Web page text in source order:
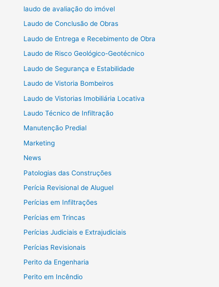
laudo de avaliação do imóvel
Laudo de Conclusão de Obras
Laudo de Entrega e Recebimento de Obra
Laudo de Risco Geológico-Geotécnico
Laudo de Segurança e Estabilidade
Laudo de Vistoria Bombeiros
Laudo de Vistorias Imobiliária Locativa
Laudo Técnico de Infiltração
Manutenção Predial
Marketing
News
Patologias das Construções
Perícia Revisional de Aluguel
Perícias em Infiltrações
Perícias em Trincas
Perícias Judiciais e Extrajudiciais
Perícias Revisionais
Perito da Engenharia
Perito em Incêndio